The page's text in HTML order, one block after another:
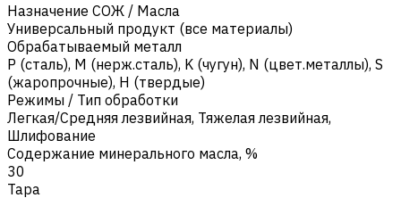
Назначение СОЖ / Масла
Универсальный продукт (все материалы)
Обрабатываемый металл
Р (сталь), M (нерж.сталь), K (чугун), N (цвет.металлы), S
(жаропрочные), H (твердые)
Режимы / Тип обработки
Легкая/Средняя лезвийная, Тяжелая лезвийная,
Шлифование
Содержание минерального масла, %
30
Тара